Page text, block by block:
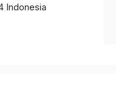
Indonesia